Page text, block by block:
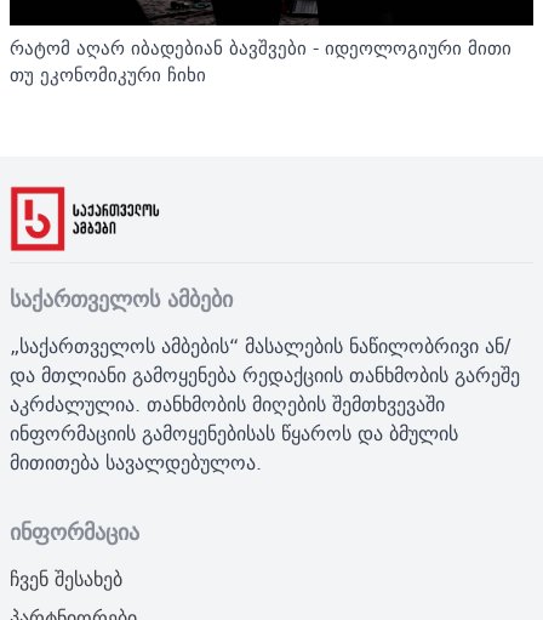
რატომ აღარ იბადებიან ბავშვები - იდეოლოგიური მითი
თუ ეკონომიკური ჩიხი
საქართველოს ამბები
„საქართველოს ამბების“ მასალების ნაწილობრივი ან/
და მთლიანი გამოყენება რედაქციის თანხმობის გარეშე
აკრძალულია. თანხმობის მიღების შემთხვევაში
ინფორმაციის გამოყენებისას წყაროს და ბმულის
მითითება სავალდებულოა.
ინფორმაცია
ჩვენ შესახებ